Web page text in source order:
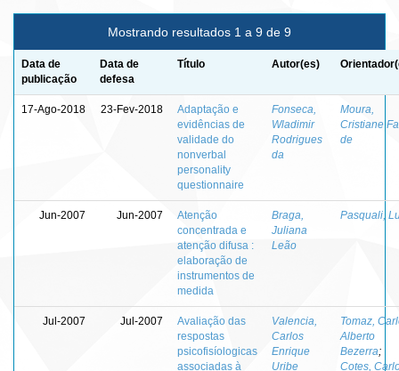
Mostrando resultados 1 a 9 de 9
Data de
publicação
Data de
defesa
Título Autor(es)
17-Ago-2018 23-Fev-2018
Adaptação e
evidências de
validade do
nonverbal
personality
questionnaire
Fonseca,
Wladimir
Rodrigues
da
Moura,
Cristiane
de
Jun-2007 Jun-2007
Atenção
concentrada e
atenção difusa :
elaboração de
instrumentos de
medida
Braga,
Juliana
Leão
Pasquali,
Jul-2007 Jul-2007
Avaliação das
respostas
psicofisíologicas
associadas à
Valencia,
Carlos
Enrique
Uribe
Tomaz,
Alberto
Bezerra;
Cotes,